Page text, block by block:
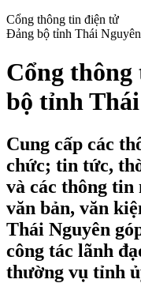
Cổng thông tin điện tử
Đảng bộ tỉnh Thái Nguyên
Cổng
bộ tỉnh
Cung cấp các
chức; tin tức,
và các thông
văn bản, văn
Thái Nguyên
công tác lãnh
thường vụ tỉnh